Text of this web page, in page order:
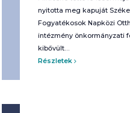
nyitotta meg kapuját
Fogyatékosok Napközi
intézmény önkormányzati
kibővült…
Részletek